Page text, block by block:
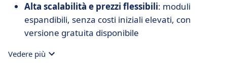
Alta scalabilità e prezzi flessibili: moduli
espandibili, senza costi iniziali elevati, con
versione gratuita disponibile
Facile da usare
intuitivi, adatto sia a principianti che a esperti
Vedere più